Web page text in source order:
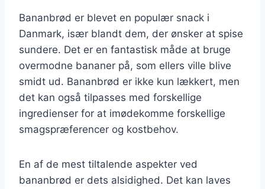
Bananbrød er blevet en populær snack i
Danmark, især blandt dem, der ønsker at spise
sundere. Det er en fantastisk måde at bruge
overmodne bananer på, som ellers ville blive
smidt ud. Bananbrød er ikke kun lækkert, men
det kan også tilpasses med forskellige
ingredienser for at imødekomme forskellige
smagspræferencer og kostbehov.
En af de mest tiltalende aspekter ved
bananbrød er dets alsidighed. Det kan laves